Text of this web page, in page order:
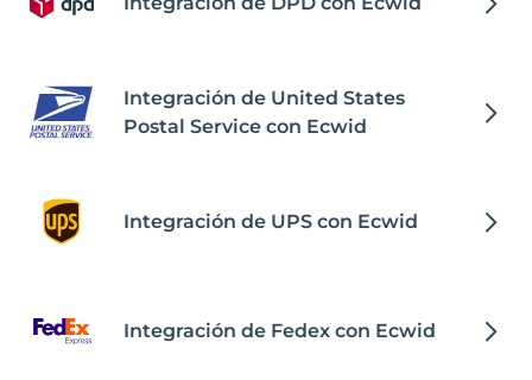
Integración de United States
Postal Service con Ecwid
Integración de UPS con Ecwid
Integración de Fedex con Ecwid